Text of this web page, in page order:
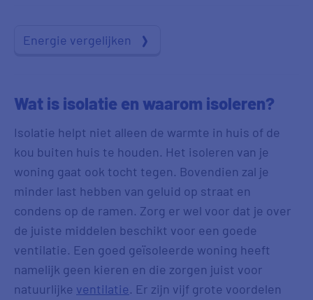
Energie vergelijken
Wat is isolatie en waarom isoleren?
Isolatie helpt niet alleen de warmte in huis of de
kou buiten huis te houden. Het isoleren van je
woning gaat ook tocht tegen. Bovendien zal je
minder last hebben van geluid op straat en
condens op de ramen. Zorg er wel voor dat je over
de juiste middelen beschikt voor een goede
ventilatie. Een goed geïsoleerde woning heeft
namelijk geen kieren en die zorgen juist voor
natuurlijke ventilatie. Er zijn vijf grote voordelen